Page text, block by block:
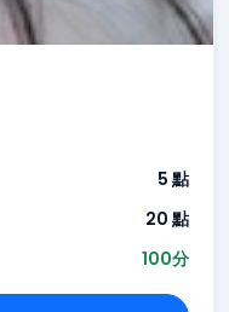
5 點
20 點
100分